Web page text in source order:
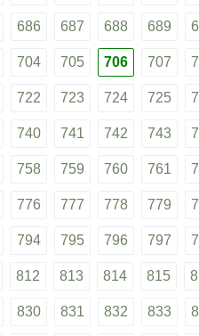
686 687 688 689
704 705 706 707
722 723 724 725
740 741 742 743
758 759 760 761
776 777 778 779
794 795 796 797
812 813 814 815
830 831 832 833